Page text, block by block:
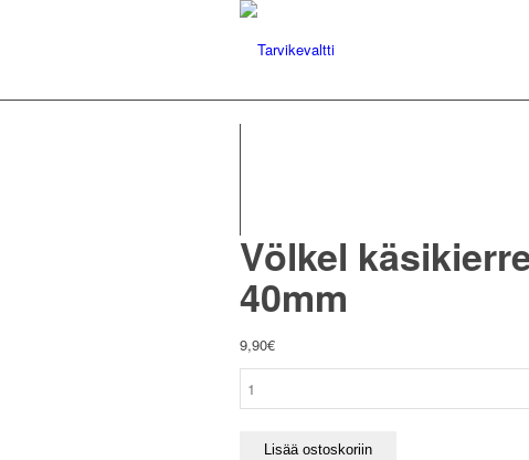
Völkel
40mm
9,90€
sarja,Lisää ostoskoriin